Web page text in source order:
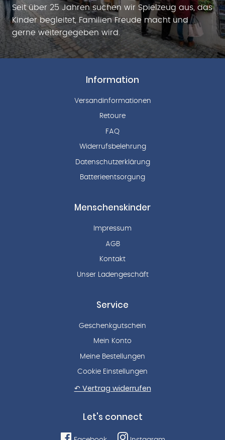
Seit über 25 Jahren suchen wir Spielzeug aus, das
Kinder begleitet, Familien Freude macht und
gerne weitergegeben wird.
Information
Versandinformationen
Retoure
FAQ
Widerrufsbelehrung
Datenschutzerklärung
Batterieentsorgung
Menschenskinder
Impressum
AGB
Kontakt
Unser Ladengeschäft
Service
Geschenkgutschein
Mein Konto
Meine Bestellungen
Cookie Einstellungen
↶ Vertrag widerrufen
Let's connect